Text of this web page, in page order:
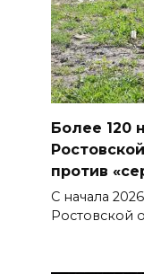
Более 120
против
С начала
Ростовской